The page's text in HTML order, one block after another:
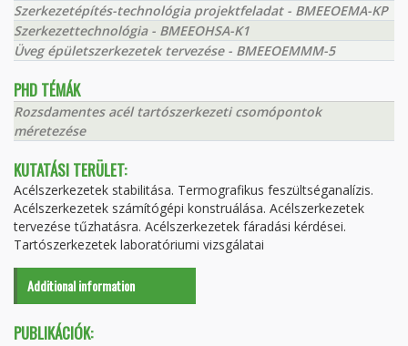
Szerkezetépítés-technológia projektfeladat - BMEEOEMA-KP
Szerkezettechnológia - BMEEOHSA-K1
Üveg épületszerkezetek tervezése - BMEEOEMMM-5
PHD TÉMÁK
Rozsdamentes acél tartószerkezeti csomópontok
méretezése
KUTATÁSI TERÜLET:
Acélszerkezetek stabilitása. Termografikus feszültséganalízis.
Acélszerkezetek számítógépi konstruálása. Acélszerkezetek
tervezése tűzhatásra. Acélszerkezetek fáradási kérdései.
Tartószerkezetek laboratóriumi vizsgálatai
Additional information
PUBLIKÁCIÓK: